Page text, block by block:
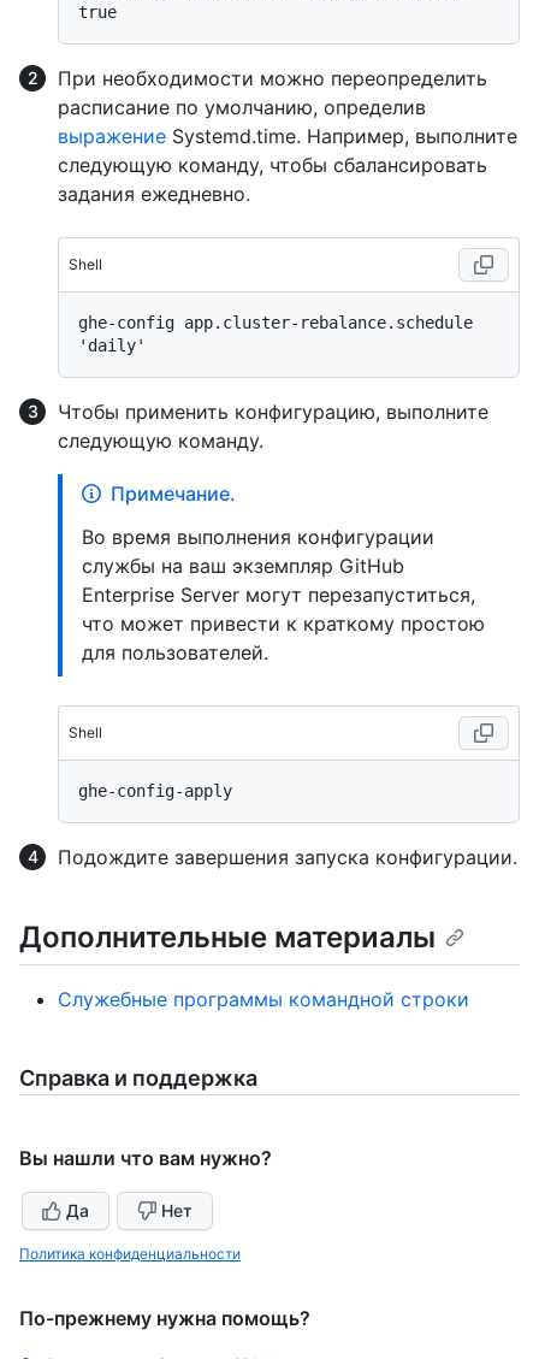
При необходимости можно переопределить
расписание по умолчанию, определив
выражение Systemd.time. Например, выполните
следующую команду, чтобы сбалансировать
задания ежедневно.
Shell
ghe-config app.cluster-rebalance.schedule
Чтобы применить конфигурацию, выполните
следующую команду.
Примечание.
Во время выполнения конфигурации
службы на ваш экземпляр GitHub
Enterprise Server могут перезапуститься,
что может привести к краткому простою
для пользователей.
Shell
Подождите завершения запуска конфигурации.
Дополнительные материалы
Служебные программы командной строки
Справка и поддержка
Вы нашли что вам нужно?
Да Нет
Политика конфиденциальности
По-прежнему нужна помощь?